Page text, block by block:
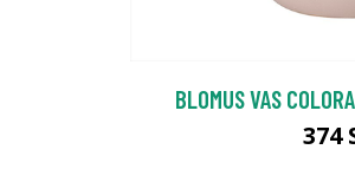
BLOMUS VAS
374